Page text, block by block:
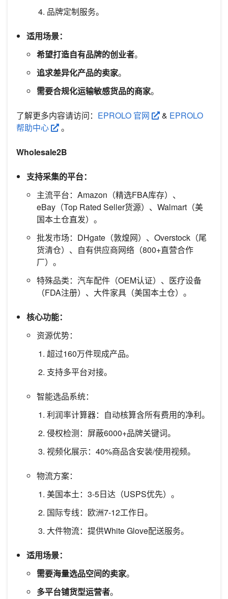
品牌定制服务。
适用场景：
希望打造自有品牌的创业者。
追求差异化产品的卖家。
需要合规化运输敏感货品的商家。
了解更多内容请访问： EPROLO 官网 & EPROLO
帮助中心
。
Wholesale2B
支持采集的平台：
主流平台：Amazon（精选FBA库存）、
eBay（Top Rated Seller货源）、Walmart（美
国本土仓直发）。
批发市场：DHgate（敦煌网）、Overstock（尾
货清仓）、自有供应商网络（800+直营合作
厂）。
特殊品类：汽车配件（OEM认证）、医疗设备
（FDA注册）、大件家具（美国本土仓）。
核心功能：
资源优势：
超过160万件现成产品。
支持多平台对接。
智能选品系统：
利润率计算器：自动核算含所有费用的净利。
侵权检测：屏蔽6000+品牌关键词。
视频化展示：40%商品含安装/使用视频。
物流方案：
美国本土：3-5日达（USPS优先）。
国际专线：欧洲7-12工作日。
大件物流：提供White Glove配送服务。
适用场景：
需要海量选品空间的卖家。
多平台铺货型运营者。